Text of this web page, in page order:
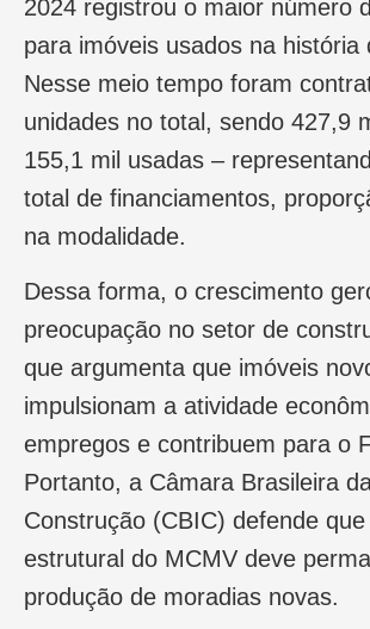
2024 registrou o maior número
para imóveis usados na história
Nesse meio tempo foram
unidades no total, sendo 427,9
155,1 mil usadas –
total de financiamentos,
na modalidade.
Dessa forma, o crescimento
preocupação no setor de
que argumenta que imóveis
impulsionam a atividade
empregos e contribuem para o
Portanto, a Câmara Brasileira
Construção (CBIC) defende
estrutural do MCMV deve
produção de moradias novas.